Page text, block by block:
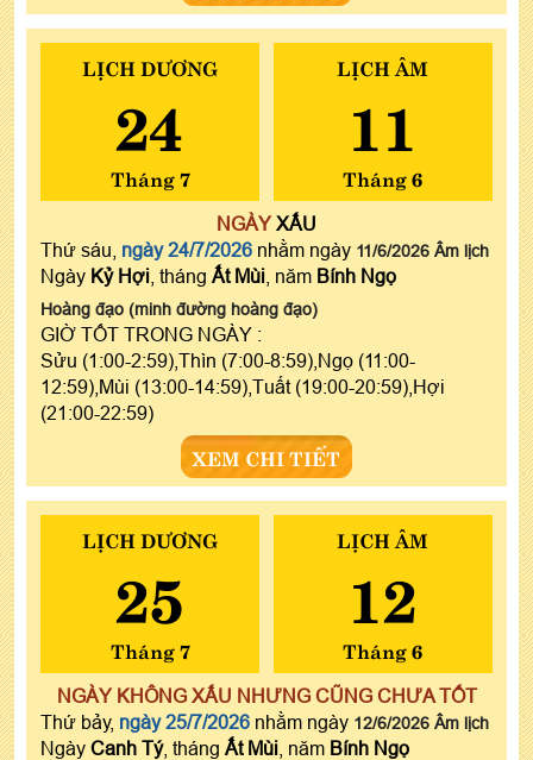
LỊCH DƯƠNG
24
Tháng 7
LỊCH ÂM
11
Tháng 6
NGÀYXẤU
Thứ sáu, ngày 24/7/2026 nhằm ngày 11/6/2026 Âm lịch
Ngày Kỷ Hợi , tháng Ất Mùi , năm Bính Ngọ
Hoàng đạo (minh đường hoàng đạo)
GIỜ TỐT TRONG NGÀY :
Sửu (1:00-2:59),Thìn (7:00-8:59),Ngọ (11:00-
12:59),Mùi (13:00-14:59),Tuất (19:00-20:59),Hợi
(21:00-22:59)
XEM CHI TIẾT
LỊCH DƯƠNG
25
Tháng 7
LỊCH ÂM
12
Tháng 6
NGÀY KHÔNG XẤU NHƯNG CŨNG CHƯA TỐT
Thứ bảy, ngày 25/7/2026 nhằm ngày 12/6/2026 Âm lịch
Ngày Canh Tý, tháng Ất Mùi , năm Bính Ngọ